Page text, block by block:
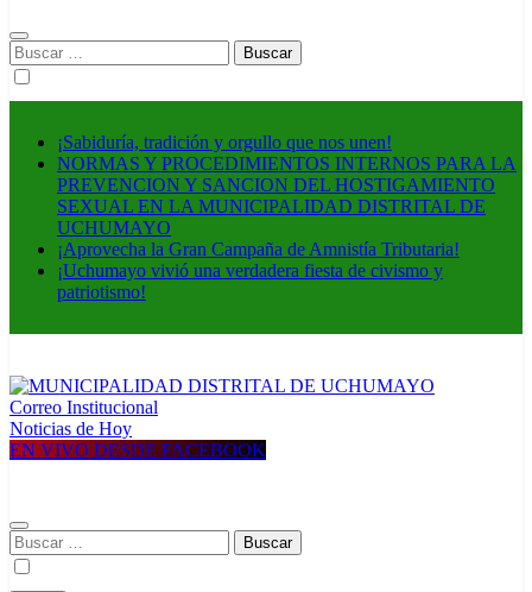
Buscar:
¡Sabiduría, tradición y orgullo que nos unen!
NORMAS Y PROCEDIMIENTOS INTERNOS PARA LA
PREVENCION Y SANCION DEL HOSTIGAMIENTO
SEXUAL EN LA MUNICIPALIDAD DISTRITAL DE
UCHUMAYO
¡Aprovecha la Gran Campaña de Amnistía Tributaria!
¡Uchumayo vivió una verdadera fiesta de civismo y
patriotismo!
MUNICIPALIDAD DISTRITAL DE UCHUMAYO
Construyendo una nueva Historia
Correo Institucional
Noticias de Hoy
EN VIVO DESDE FACEBOOK
Buscar: